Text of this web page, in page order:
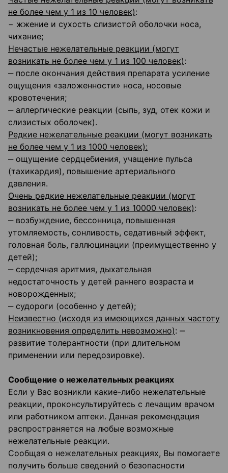
не более чем у 1 из 10 человек):
− жжение и сухость слизистой оболочки носа,
чихание;
Нечастые нежелательные реакции (могут
возникать не более чем у 1 из 100 человек):
‒ после окончания действия препарата усиление
ощущения «заложенности» носа, носовые
кровотечения;
‒ аллергические реакции (сыпь, зуд, отек кожи и
слизистых оболочек).
Редкие нежелательные реакции (могут возникать
не более чем у 1 из 1000 человек):
‒ ощущение сердцебиения, учащение пульса
(тахикардия), повышение артериального
давления.
Очень редкие нежелательные реакции (могут
возникать не более чем у 1 из 10000 человек):
‒ возбуждение, бессонница, повышенная
утомляемость, сонливость, седативный эффект,
головная боль, галлюцинации (преимущественно у
детей);
‒ сердечная аритмия, дыхательная
недостаточность у детей раннего возраста и
новорожденных;
‒ судороги (особенно у детей);
Неизвестно (исходя из имеющихся данных частоту
возникновения определить невозможно): ‒
развитие толерантности (при длительном
применении или передозировке).
Сообщение о нежелательных реакциях
Если у Вас возникли какие-либо нежелательные
реакции, проконсультируйтесь с лечащим врачом
или работником аптеки. Данная рекомендация
распространяется на любые возможные
нежелательные реакции.
Сообщая о нежелательных реакциях, Вы помогаете
получить больше сведений о безопасности